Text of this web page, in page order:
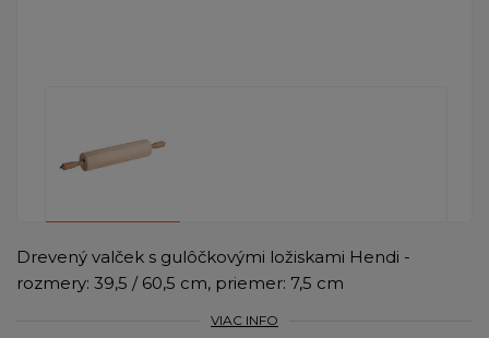
Drevený valček s gulôčkovými ložiskami Hendi -
rozmery: 39,5 / 60,5 cm, priemer: 7,5 cm
VIAC INFO